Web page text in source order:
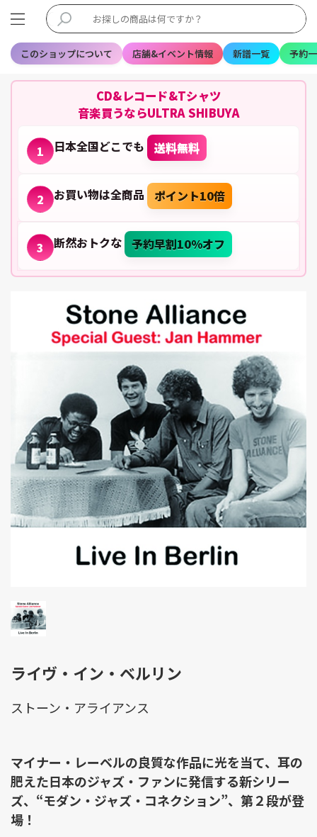
このショップについて 店舗&イベント情報 新譜一覧 予約
CD&レコード&Tシャツ
音楽買うならULTRA SHIBUYA
1 日本全国どこでも 送料無料
2 お買い物は全商品 ポイント10倍
3 断然おトクな 予約早割10%オフ
ライヴ・イン・ベルリン
ストーン・アライアンス
マイナー・レーベルの良質な作品に光を当て、耳の
肥えた日本のジャズ・ファンに発信する新シリー
ズ、“モダン・ジャズ・コネクション”、第２段が登
場！